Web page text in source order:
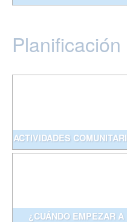
ACTIVIDADES
¿CUÁNDO EMPEZAR A